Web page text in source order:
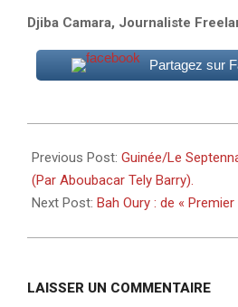
Djiba Camara, Journaliste
Partagez sur
01-
25
Previous Post: Guinée/Le
(Par Aboubacar Tely Barry).
Next Post: Bah Oury : de «
LAISSER UN COMMENTAIRE